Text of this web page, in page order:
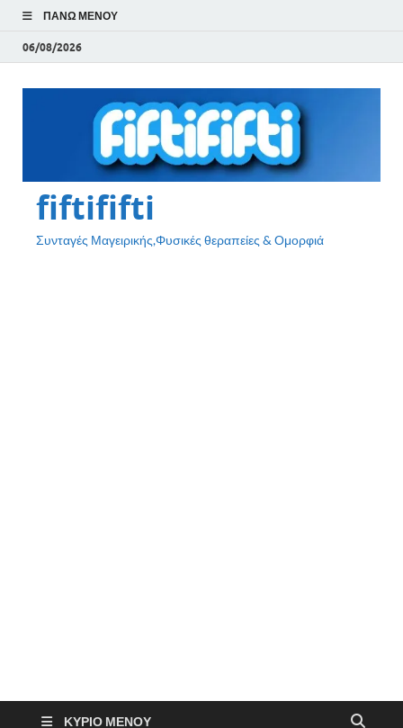
ΠΆΝΩ ΜΕΝΟΎ
06/08/2026
fiftififti
Συνταγές Μαγειρικής,Φυσικές θεραπείες & Ομορφιά
ΚΎΡΙΟ ΜΕΝΟΎ